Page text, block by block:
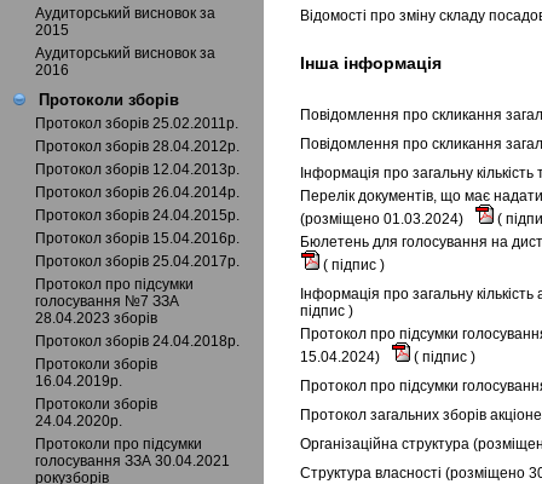
Аудиторський висновок за
2015
Аудиторський висновок за
2016
Протоколи зборів
Протокол зборів 25.02.2011р.
Протокол зборів 28.04.2012р.
Протокол зборів 12.04.2013р.
Протокол зборів 26.04.2014р.
Протокол зборів 24.04.2015р.
Протокол зборів 15.04.2016р.
Протокол зборів 25.04.2017р.
Протокол про підсумки
голосування №7 ЗЗА
28.04.2023 зборів
Протокол зборів 24.04.2018р.
Протоколи зборів
16.04.2019р.
Протоколи зборів
24.04.2020р.
Протоколи про підсумки
голосування ЗЗА 30.04.2021
рокузборів
Відомості про зміну складу
Інша інформація
Повідомлення про скликання
Повідомлення про скликання
Інформація про загальну
Перелік документів, що має
(розміщено 01.03.2024)
(
Бюлетень для голосування на
( підпис )
Інформація про загальну
підпис )
Протокол про підсумки
15.04.2024)
( підпис )
Протокол про підсумки
Протокол загальних зборів
Організаційна структура
Структура власності (розміщено